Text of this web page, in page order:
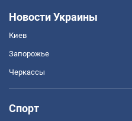
Новости Украины
Киев
Запорожье
Черкассы
Спорт